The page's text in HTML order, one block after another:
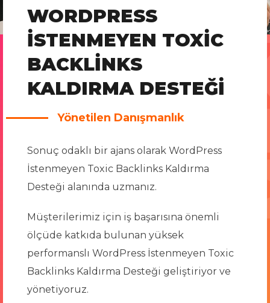
Yönetilen Danışmanlık
WORDPRESS
İSTENMEYEN TOXIC
BACKLINKS
KALDIRMA DESTEĞI
Sonuç odaklı bir ajans olarak WordPress
İstenmeyen Toxic Backlinks Kaldırma
Desteği alanında uzmanız.
Müşterilerimiz için iş başarısına önemli
ölçüde katkıda bulunan yüksek
performanslı WordPress İstenmeyen Toxic
Backlinks Kaldırma Desteği geliştiriyor ve
yönetiyoruz.